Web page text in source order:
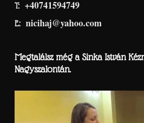
T: +40741594749
E: nicihaj@yahoo.com
Megtalálsz még a Sinka István
Nagyszalontán.